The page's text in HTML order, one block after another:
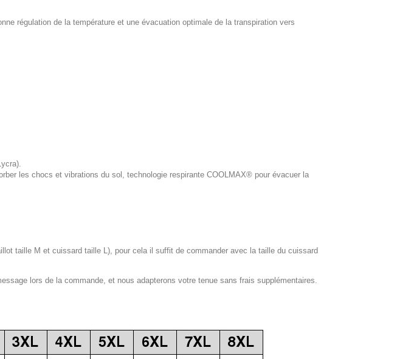
régulation de la température et une évacuation optimale de la transpiration vers
les chocs et vibrations du sol, technologie respirante COOLMAX® pour évacuer la
taille M et cuissard taille L), pour cela il suffit de commander avec la taille du cuissard
lors de la commande, et nous adapterons votre tenue sans frais supplémentaires.